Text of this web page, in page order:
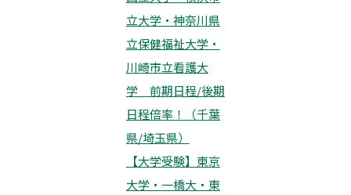
立大学・神奈川県
立保健福祉大学・
川崎市立看護大
学 前期日程/後期
日程倍率！（千葉
県/埼玉県）
【大学受験】東京
大学・一橋大・東